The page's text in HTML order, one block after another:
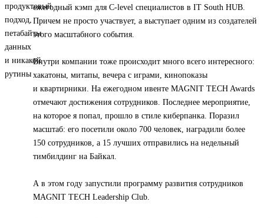
ежегодный кэмп для C-level специалистов в IT South HUB.
Причем не просто участвует, а выступает одним из создателей
этого масштабного события.
Внутри компании тоже происходит много всего интересного:
хакатоны, митапы, вечера с играми, кинопоказы
и квартирники. На ежегодном ивенте MAGNIT TECH Awards
отмечают достижения сотрудников. Последнее мероприятие,
на которое я попал, прошло в стиле киберпанка. Поразил
масштаб: его посетили около 700 человек, наградили более
150 сотрудников, а 15 лучших отправились на недельный
тимбилдинг на Байкал.
А в этом году запустили программу развития сотрудников
MAGNIT TECH Leadership Club.